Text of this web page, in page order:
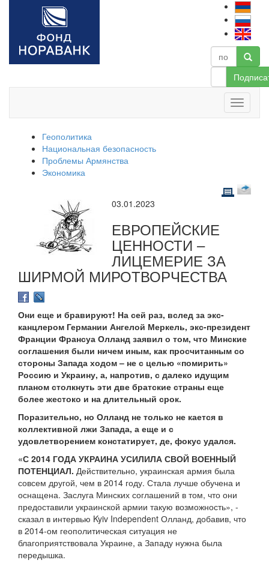
Геополитика
Национальная безопасность
Проблемы Армянства
Экономика
03.01.2023
ЕВРОПЕЙСКИЕ
ЦЕННОСТИ –
ЛИЦЕМЕРИЕ ЗА
ШИРМОЙ МИРОТВОРЧЕСТВА
Они еще и бравируют! На сей раз, вслед за экс-
канцлером Германии Ангелой Меркель, экс-президент
Франции Франсуа Олланд заявил о том, что Минские
соглашения были ничем иным, как просчитанным со
стороны Запада ходом – не с целью «помирить»
Россию и Украину, а, напротив, с далеко идущим
планом столкнуть эти две братские страны еще
более жестоко и на длительный срок.
Поразительно, но Олланд не только не кается в
коллективной лжи Запада, а еще и с
удовлетворением констатирует, де, фокус удался.
«С 2014 ГОДА УКРАИНА УСИЛИЛА СВОЙ ВОЕННЫЙ
ПОТЕНЦИАЛ. Действительно, украинская армия была
совсем другой, чем в 2014 году. Стала лучше обучена и
оснащена. Заслуга Минских соглашений в том, что они
предоставили украинской армии такую возможность», -
сказал в интервью Kyiv Independent Олланд, добавив, что
в 2014-ом геополитическая ситуация не
благоприятствовала Украине, а Западу нужна была
передышка.